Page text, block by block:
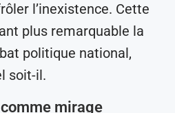
l’inexistence. Cette
plus remarquable la
politique national,
soit-il.
mirage